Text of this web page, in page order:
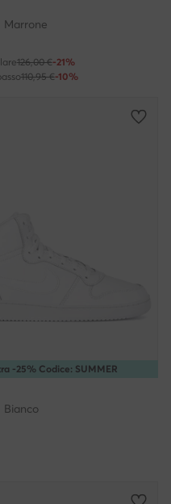
Marrone
126,00 €-21%
110,95 €-10%
-25% Codice: SUMMER
Bianco